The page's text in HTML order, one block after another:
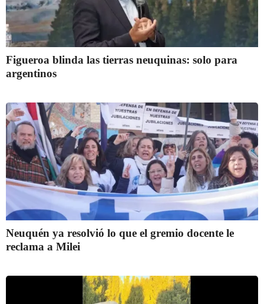
Figueroa blinda las tierras neuquinas: solo para
argentinos
Neuquén ya resolvió lo que el gremio docente le
reclama a Milei